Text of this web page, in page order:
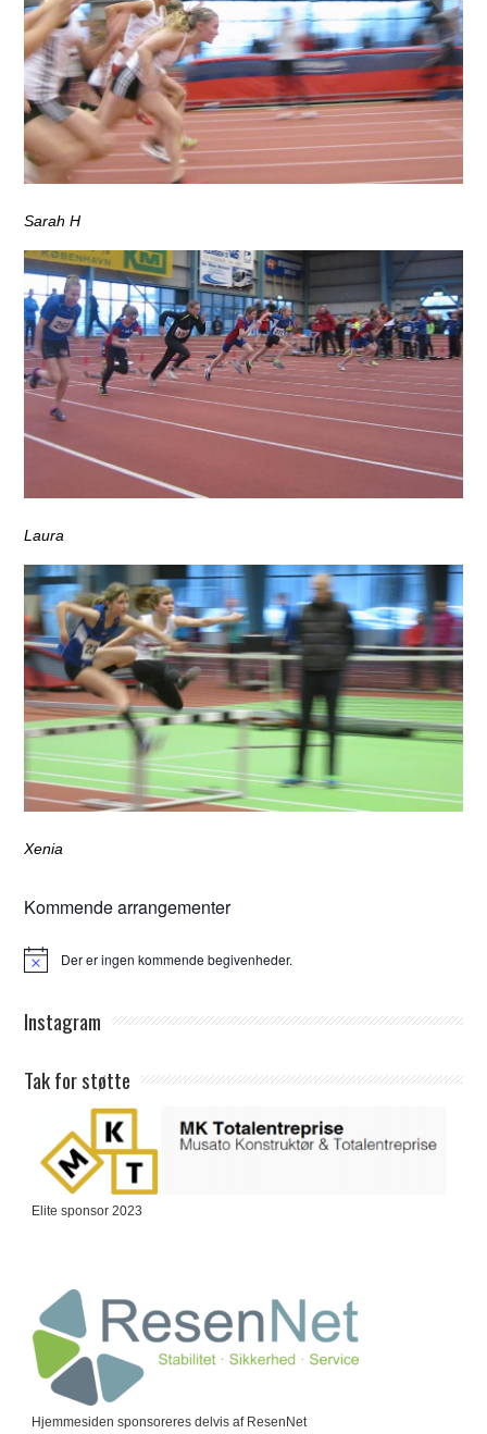
Sarah H
Laura
Xenia
Kommende arrangementer
Notice Der er ingen kommende begivenheder.
Instagram
Tak for støtte
Elite sponsor 2023
Hjemmesiden sponsoreres delvis af ResenNet